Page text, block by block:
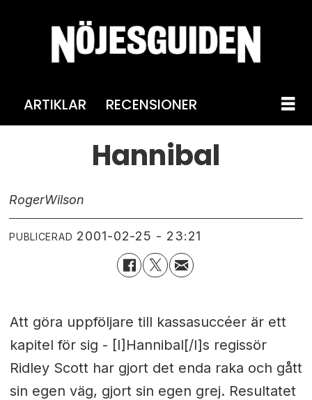
ARTIKLAR RECENSIONER
Hannibal
RogerWilson
PUBLICERAD 2001-02-25 - 23:21
Att göra uppföljare till kassasuccéer är ett
kapitel för sig - [I]Hannibal[/I]s regissör
Ridley Scott har gjort det enda raka och gått
sin egen väg, gjort sin egen grej. Resultatet